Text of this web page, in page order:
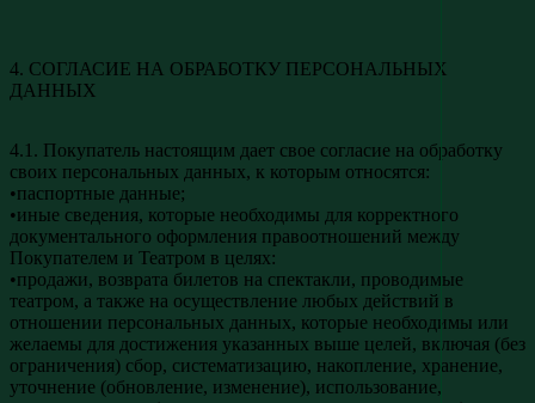
4. СОГЛАСИЕ НА ОБРАБОТКУ ПЕРСОНАЛЬНЫХ
ДАННЫХ
4.1. Покупатель настоящим дает свое согласие на обработку
своих персональных данных, к которым относятся:
•паспортные данные;
•иные сведения, которые необходимы для корректного
документального оформления правоотношений между
Покупателем и Театром в целях:
•продажи, возврата билетов на спектакли, проводимые
театром, а также на осуществление любых действий в
отношении персональных данных, которые необходимы или
желаемы для достижения указанных выше целей, включая (без
ограничения) сбор, систематизацию, накопление, хранение,
уточнение (обновление, изменение), использование,